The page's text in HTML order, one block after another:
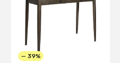
— 39%